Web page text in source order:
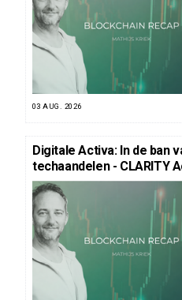
03 AUG. 2026
Digitale Activa: In de ban
techaandelen - CLARITY